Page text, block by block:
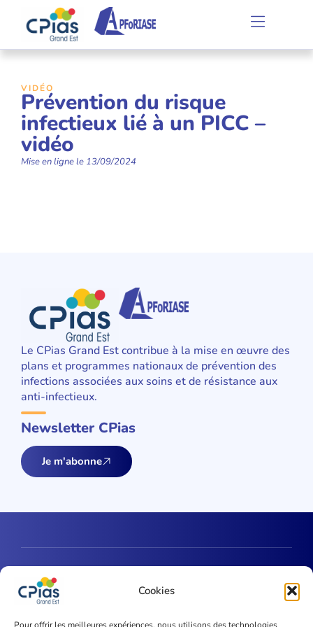
Cookies
VIDÉO
Prévention du risque
infectieux lié à un PICC –
vidéo
Mise en ligne le 13/09/2024
Le CPias Grand Est contribue à la mise en œuvre des
plans et programmes nationaux de prévention des
infections associées aux soins et de résistance aux
anti-infectieux.
Newsletter CPias
Je m'abonne
Une question ?